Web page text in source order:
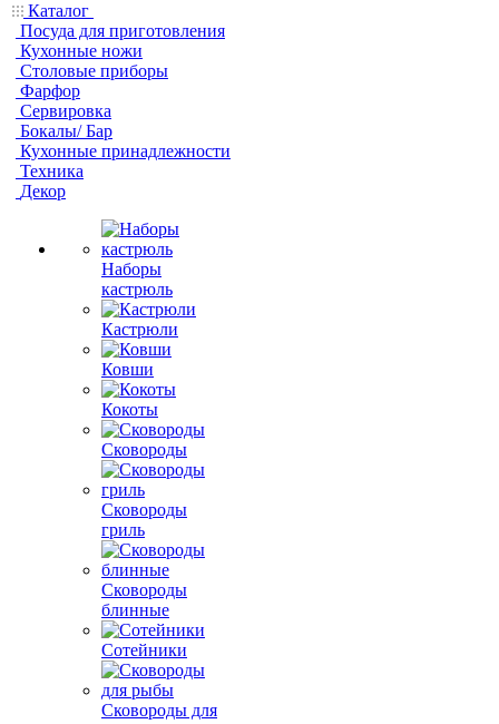
Каталог
Посуда для приготовления
Кухонные ножи
Столовые приборы
Фарфор
Сервировка
Бокалы/ Бар
Кухонные принадлежности
Техника
Декор
Наборы
кастрюль
Кастрюли
Ковши
Кокоты
Сковороды
Сковороды
гриль
Сковороды
блинные
Сотейники
Сковороды для